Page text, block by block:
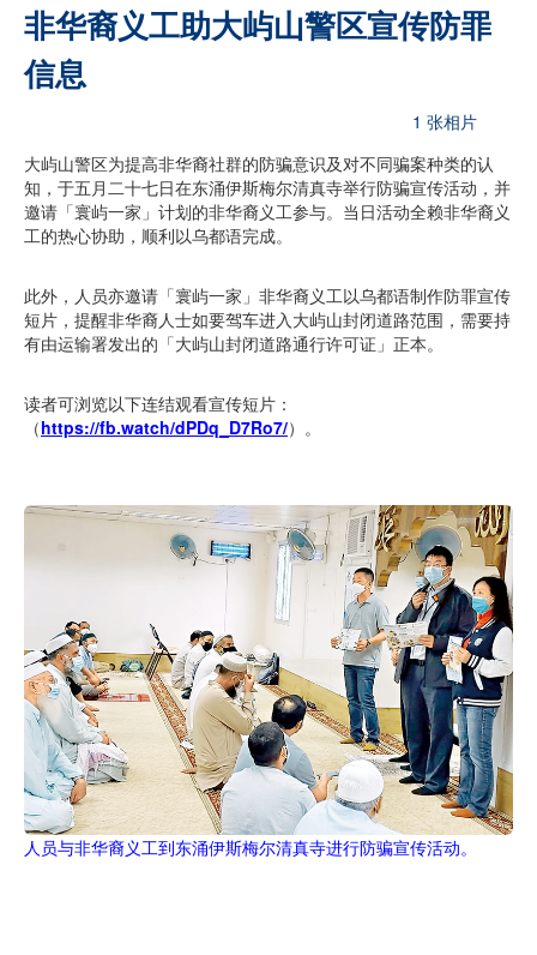
非华裔义工助大屿山警区宣传防罪
信息
1 张相片
大屿山警区为提高非华裔社群的防骗意识及对不同骗案种类的认
知，于五月二十七日在东涌伊斯梅尔清真寺举行防骗宣传活动，并
邀请「寰屿一家」计划的非华裔义工参与。当日活动全赖非华裔义
工的热心协助，顺利以乌都语完成。
此外，人员亦邀请「寰屿一家」非华裔义工以乌都语制作防罪宣传
短片，提醒非华裔人士如要驾车进入大屿山封闭道路范围，需要持
有由运输署发出的「大屿山封闭道路通行许可证」正本。
读者可浏览以下连结观看宣传短片：
（https://fb.watch/dPDq_D7Ro7/）。
人员与非华裔义工到东涌伊斯梅尔清真寺进行防骗宣传活动。